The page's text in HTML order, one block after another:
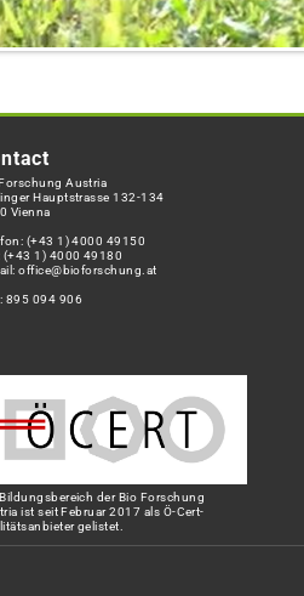
Austria
Hauptstrasse 132-134
Vienna
(+43 1) 4000 49150
(+43 1) 4000 49180
office@bioforschung.at
895 094 906
der Bio Forschung
ist seit Februar 2017 als Ö-Cert-
gelistet.